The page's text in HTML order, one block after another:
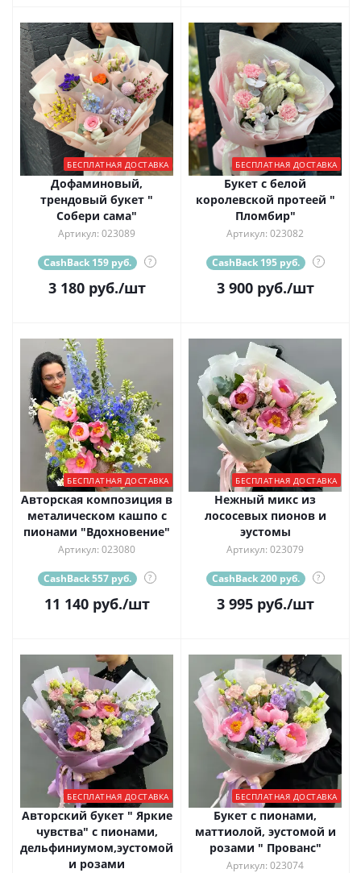
БЕСПЛАТНАЯ ДОСТАВКА
Дофаминовый,
трендовый букет "
Собери сама"
Артикул: 023089
CashBack 159 руб. ?
3 180руб./шт
БЕСПЛАТНАЯ ДОСТАВКА
Букет с белой
королевской протеей "
Пломбир"
Артикул: 023082
CashBack 195 руб. ?
3 900руб./шт
БЕСПЛАТНАЯ ДОСТАВКА
Авторская композиция в
металическом кашпо с
пионами "Вдохновение"
Артикул: 023080
CashBack 557 руб. ?
11 140руб./шт
БЕСПЛАТНАЯ ДОСТАВКА
Нежный микс из
лососевых пионов и
эустомы
Артикул: 023079
CashBack 200 руб. ?
3 995руб./шт
БЕСПЛАТНАЯ ДОСТАВКА
Авторский букет " Яркие
чувства" с пионами,
дельфиниумом,эустомой
и розами
БЕСПЛАТНАЯ ДОСТАВКА
Букет с пионами,
маттиолой, эустомой и
розами " Прованс"
Артикул: 023074